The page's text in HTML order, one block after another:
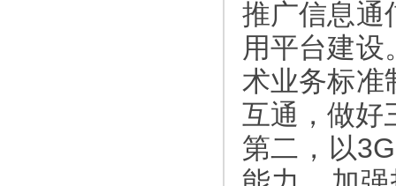
推广信息通
用平台建设
术业务标准
互通，做好
第二，以